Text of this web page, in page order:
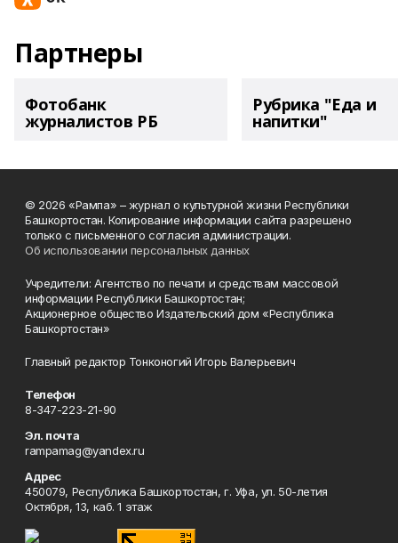
Партнеры
Фотобанк
журналистов РБ
Рубрика "Еда и
напитки"
© 2026 «Рампа» – журнал о культурной жизни Республики
Башкортостан. Копирование информации сайта разрешено
только с письменного согласия администрации.
Об использовании персональных данных
Учредители: Агентство по печати и средствам массовой
информации Республики Башкортостан;
Акционерное общество Издательский дом «Республика
Башкортостан»
Главный редактор Тонконогий Игорь Валерьевич
Телефон
8-347-223-21-90
Эл. почта
rampamag@yandex.ru
Адрес
450079, Республика Башкортостан, г. Уфа, ул. 50-летия
Октября, 13, каб. 1 этаж